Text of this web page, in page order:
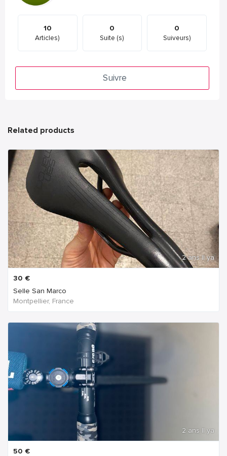
10
Articles)
0
Suite (s)
0
Suiveurs)
Suivre
Related products
2 ans Il ya
30 €
Selle San Marco
Montpellier, France
2 ans Il ya
50 €